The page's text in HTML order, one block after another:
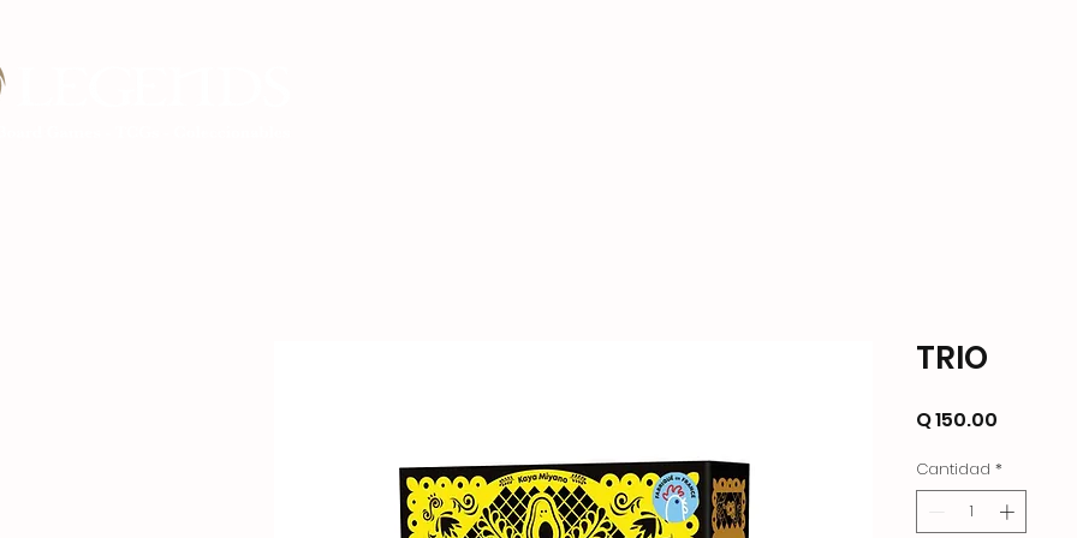
TRIO
Q 150.00
Cantidad *